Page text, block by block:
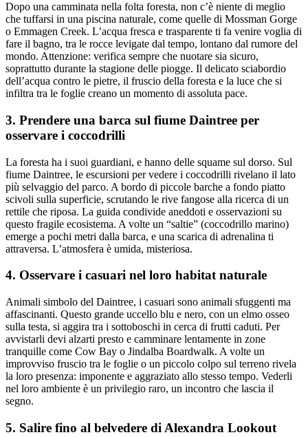
Dopo una camminata nella folta foresta, non c’è niente di meglio
che tuffarsi in una piscina naturale, come quelle di Mossman Gorge
o Emmagen Creek. L’acqua fresca e trasparente ti fa venire voglia di
fare il bagno, tra le rocce levigate dal tempo, lontano dal rumore del
mondo. Attenzione: verifica sempre che nuotare sia sicuro,
soprattutto durante la stagione delle piogge. Il delicato sciabordio
dell’acqua contro le pietre, il fruscio della foresta e la luce che si
infiltra tra le foglie creano un momento di assoluta pace.
3. Prendere una barca sul fiume Daintree per
osservare i coccodrilli
La foresta ha i suoi guardiani, e hanno delle squame sul dorso. Sul
fiume Daintree, le escursioni per vedere i coccodrilli rivelano il lato
più selvaggio del parco. A bordo di piccole barche a fondo piatto
scivoli sulla superficie, scrutando le rive fangose alla ricerca di un
rettile che riposa. La guida condivide aneddoti e osservazioni su
questo fragile ecosistema. A volte un “saltie” (coccodrillo marino)
emerge a pochi metri dalla barca, e una scarica di adrenalina ti
attraversa. L’atmosfera è umida, misteriosa.
4. Osservare i casuari nel loro habitat naturale
Animali simbolo del Daintree, i casuari sono animali sfuggenti ma
affascinanti. Questo grande uccello blu e nero, con un elmo osseo
sulla testa, si aggira tra i sottoboschi in cerca di frutti caduti. Per
avvistarli devi alzarti presto e camminare lentamente in zone
tranquille come Cow Bay o Jindalba Boardwalk. A volte un
improvviso fruscio tra le foglie o un piccolo colpo sul terreno rivela
la loro presenza: imponente e aggraziato allo stesso tempo. Vederli
nel loro ambiente è un privilegio raro, un incontro che lascia il
segno.
5. Salire fino al belvedere di Alexandra Lookout